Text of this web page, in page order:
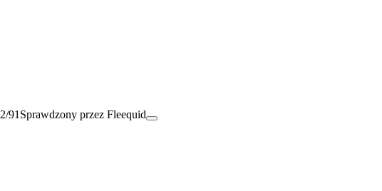
2/91 Sprawdzony przez Fleequid